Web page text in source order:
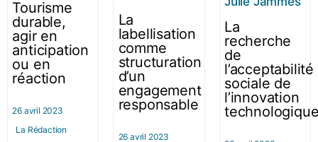
Tourisme
durable,
agir en
anticipation
ou en
réaction
26 avril 2023
La Rédaction
La
labellisation
comme
structuration
d’un
engagement
responsable
26 avril 2023
La
recherche
de
l’acceptabilité
sociale de
l’innovation